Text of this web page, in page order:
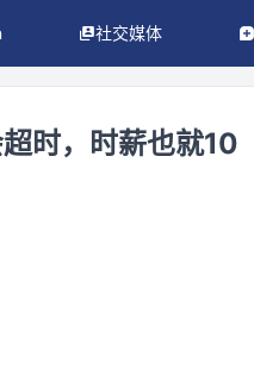
社交媒体
时，时薪也就10